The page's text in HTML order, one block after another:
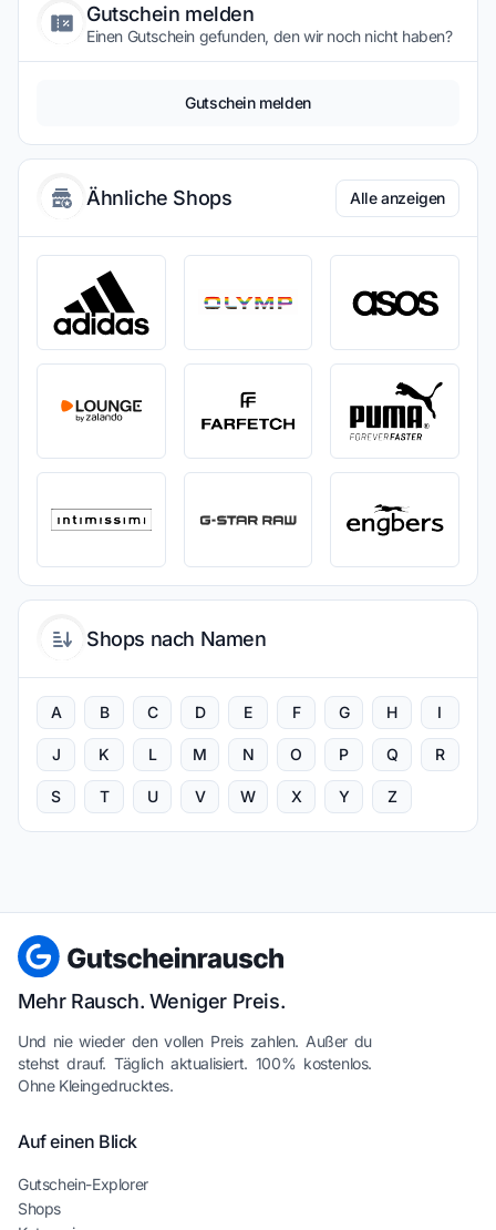
Gutschein melden
Einen Gutschein gefunden, den wir noch nicht haben?
Gutschein melden
Ähnliche Shops Alle anzeigen
Shops nach Namen
A B C D E F G H I
J K L M N O P Q R
S T U V W X Y Z
Mehr Rausch. Weniger Preis.
Und nie wieder den vollen Preis zahlen. Außer du
stehst drauf. Täglich aktualisiert. 100% kostenlos.
Ohne Kleingedrucktes.
Auf einen Blick
Gutschein-Explorer
Shops